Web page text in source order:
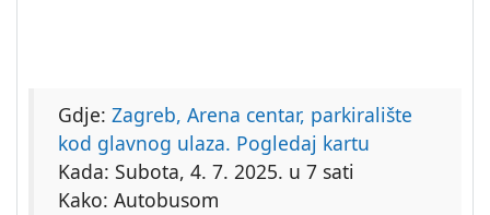
Gdje: Zagreb, Arena centar, parkiralište
kod glavnog ulaza. Pogledaj kartu
Kada: Subota, 4. 7. 2025. u 7 sati
Kako: Autobusom